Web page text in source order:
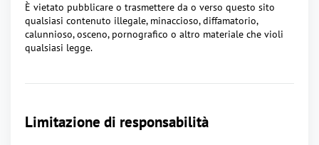
È vietato pubblicare o trasmettere da o verso questo sito
qualsiasi contenuto illegale, minaccioso, diffamatorio,
calunnioso, osceno, pornografico o altro materiale che violi
qualsiasi legge.
Limitazione di responsabilità